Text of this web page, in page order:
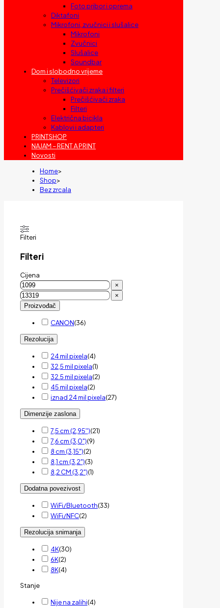
Foto pribor i oprema
Diktafoni
Mikrofoni, zvučnici i slušalice
Mikrofoni
Zvučnici
Slušalice
Soundbar
Dom i slobodno vrijeme
Televizori
Prečišćivači zraka i filteri
Prečišćivači zraka
Filteri
Električna bicikla
Kablovi i adapteri
PRINTSHOP
NAJAM – RENT A PRINT
Novosti
Home>
Shop>
Bez zrcala
Filteri
Filteri
Cijena
×
×
Proizvođač
CANON(36)
Rezolucija
24 mil pixela(4)
32,5 mil pixela(1)
32.5 mil pixela(2)
45 mil pixela(2)
iznad 24 mil pixela(27)
Dimenzije zaslona
7,5 cm (2,95'')(21)
7,6 cm (3,0")(9)
8 cm (3,15")(2)
8,1 cm (3,2")(3)
8,2 CM (3,2")(1)
Dodatna povezivost
WiFi/Bluetooth(33)
WiFi/NFC(2)
Rezolucija snimanja
4K(30)
6K(2)
8K(4)
Stanje
Nije na zalihi(4)